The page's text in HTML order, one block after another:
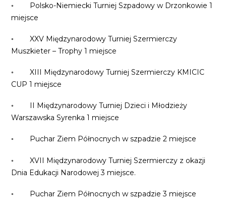
◦ Polsko-Niemiecki Turniej Szpadowy w Drzonkowie 1
miejsce
◦ XXV Międzynarodowy Turniej Szermierczy
Muszkieter – Trophy 1 miejsce
◦ XIII Międzynarodowy Turniej Szermierczy KMICIC
CUP 1 miejsce
◦ II Międzynarodowy Turniej Dzieci i Młodzieży
Warszawska Syrenka 1 miejsce
◦ Puchar Ziem Północnych w szpadzie 2 miejsce
◦ XVII Międzynarodowy Turniej Szermierczy z okazji
Dnia Edukacji Narodowej 3 miejsce.
◦ Puchar Ziem Północnych w szpadzie 3 miejsce